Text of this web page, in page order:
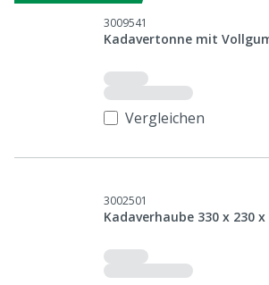
3009541
Kadavertonne mit
Vergleichen
3002501
Kadaverhaube 330 x 230